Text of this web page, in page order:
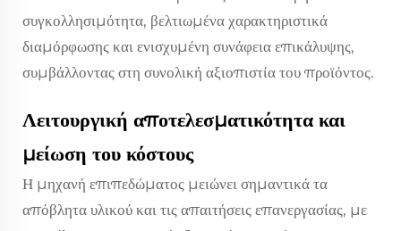
συγκολλησιμότητα, βελτιωμένα χαρακτηριστικά
διαμόρφωσης και ενισχυμένη συνάφεια επικάλυψης,
συμβάλλοντας στη συνολική αξιοπιστία του προϊόντος.
Λειτουργική αποτελεσματικότητα και
μείωση του κόστους
Η μηχανή επιπεδώματος μειώνει σημαντικά τα
απόβλητα υλικού και τις απαιτήσεις επανεργασίας, με